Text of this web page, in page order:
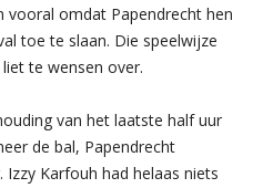
omdat Papendrecht hen
toe te slaan. Die speelwijze
te wensen over.
van het laatste half uur
de bal, Papendrecht
Karfouh had helaas niets